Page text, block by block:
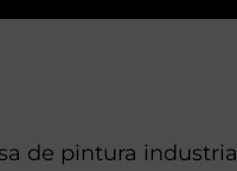
de pintura